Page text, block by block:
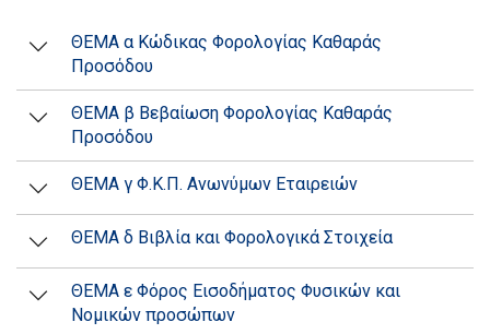
ΘΕΜΑ α Κώδικας Φορολογίας Καθαράς
Προσόδου
ΘΕΜΑ β Βεβαίωση Φορολογίας Καθαράς
Προσόδου
ΘΕΜΑ γ Φ.Κ.Π. Ανωνύμων Εταιρειών
ΘΕΜΑ δ Βιβλία και Φορολογικά Στοιχεία
ΘΕΜΑ ε Φόρος Εισοδήματος Φυσικών και
Νομικών προσώπων